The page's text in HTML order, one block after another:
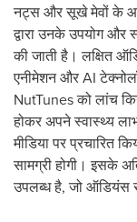
नट्स और सूखे मेवों के
द्वारा उनके उपयोग और
की जाती है। लक्षित
एनीमेशन और AI
NutTunes को लांच
होकर अपने स्वास्थ्य
मीडिया पर प्रचारित
सामग्री होगी। इसके
उपलब्ध है, जो ऑडियंस